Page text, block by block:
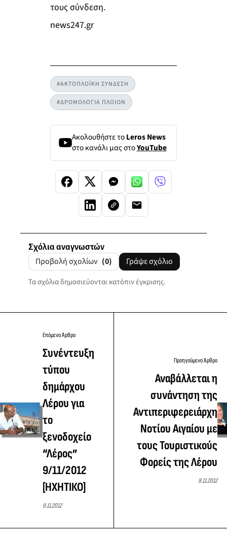
τους σύνδεση.
news247.gr
#ΑΚΤΟΠΛΟΪΚΗ ΣΥΝΔΕΣΗ
#ΔΡΟΜΟΛΟΓΙΑ ΠΛΟΙΩΝ
Ακολουθήστε τοLeros News
στο κανάλι μας στοYouTube
Σχόλια αναγνωστών
Προβολή σχολίων (0) Γράψε σχόλιο
Τα σχόλια δημοσιεύονται κατόπιν έγκρισης.
Επόμενο Άρθρο
Συνέντευξη
τύπου
δημάρχου
Λέρου για
το
ξενοδοχείο
“Λέρος”
9/11/2012
[ΗΧΗΤΙΚΟ]
9.11.2012
Προηγούμενο Άρθρο
Αναβάλλεται η
συνάντηση της
Αντιπεριφερειάρχη
Νοτίου Αιγαίου με
τους Τουριστικούς
Φορείς της Λέρου
9.11.2012